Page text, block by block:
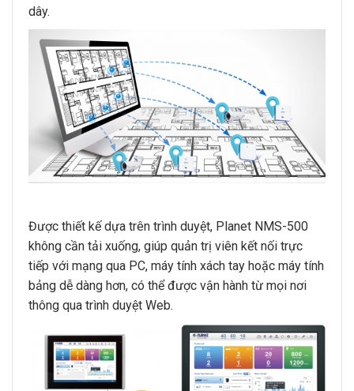
dây.
Được thiết kế dựa trên trình duyệt, Planet NMS-500
không cần tải xuống, giúp quản trị viên kết nối trực
tiếp với mạng qua PC, máy tính xách tay hoặc máy tính
bảng dễ dàng hơn, có thể được vận hành từ mọi nơi
thông qua trình duyệt Web.